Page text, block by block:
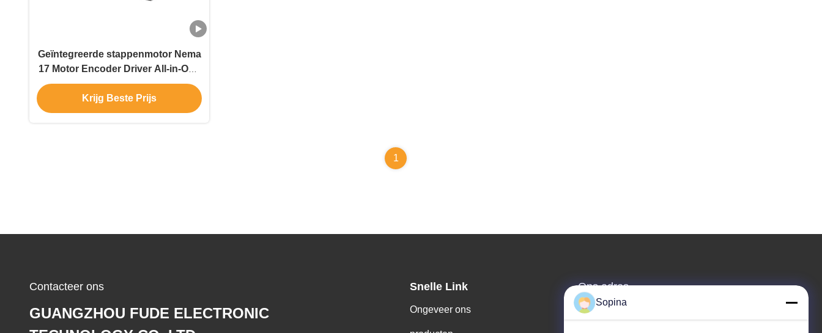
Geïntegreerde stappenmotor Nema
17 Motor Encoder Driver All-in-One
Machine met Modbus RS485
Communicatie Hybride type
Krijg Beste Prijs
1
Contacteer ons
GUANGZHOU FUDE ELECTRONIC
Snelle Link
Ongeveer ons
Ons adres
Bedrijfsadres
Sopina